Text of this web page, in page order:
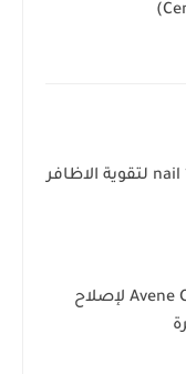
محلول نيل nail 15 لتقوية الاظافر
كريم Avene Cicalfate لإصلاح